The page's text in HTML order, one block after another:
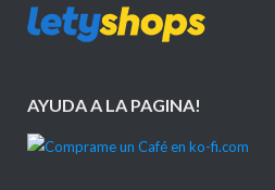
AYUDA A LA PAGINA!